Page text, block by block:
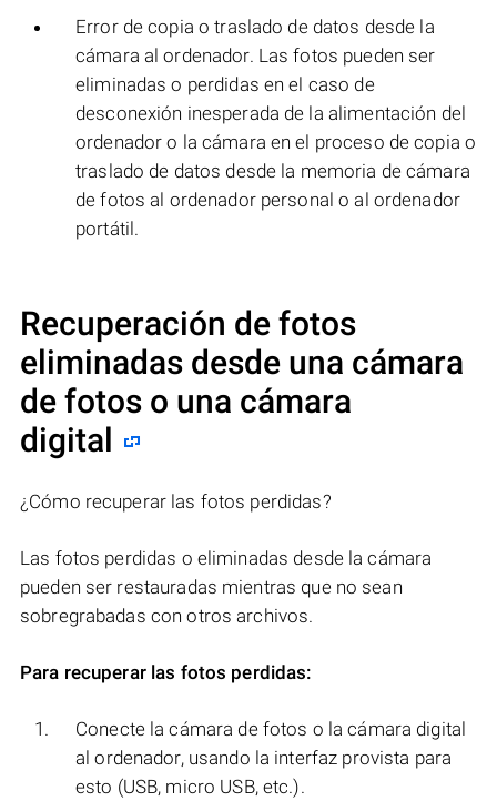
Error de copia o traslado de datos desde la
cámara al ordenador. Las fotos pueden ser
eliminadas o perdidas en el caso de
desconexión inesperada de la alimentación del
ordenador o la cámara en el proceso de copia o
traslado de datos desde la memoria de cámara
de fotos al ordenador personal o al ordenador
portátil.
Recuperación de fotos
eliminadas desde una cámara
de fotos o una cámara
digital
¿Cómo recuperar las fotos perdidas?
Las fotos perdidas o eliminadas desde la cámara
pueden ser restauradas mientras que no sean
sobregrabadas con otros archivos.
Para recuperar las fotos perdidas:
Conecte la cámara de fotos o la cámara digital
al ordenador, usando la interfaz provista para
esto (USB, micro USB, etc.).